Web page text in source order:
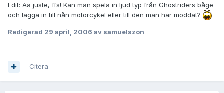
Edit: Aa juste, ffs! Kan man spela in ljud typ från Ghostriders båge
och lägga in till nån motorcykel eller till den man har moddat?
Redigerad 29 april, 2006 av samuelszon
Citera